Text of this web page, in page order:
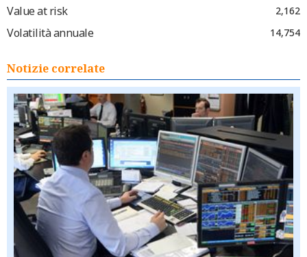
Value at risk 2,162
Volatilità annuale 14,754
Notizie correlate